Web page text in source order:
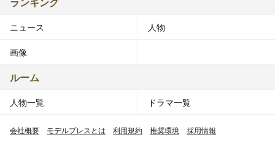
ニュース 人物
画像
ルーム
人物一覧 ドラマ一覧
会社概要 モデルプレスとは 利用規約 推奨環境 採用情報